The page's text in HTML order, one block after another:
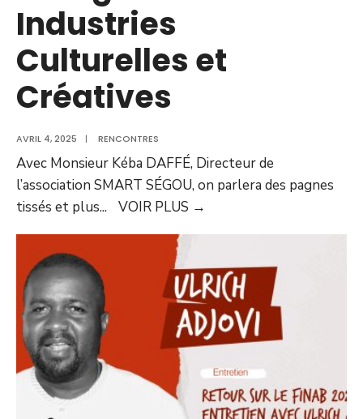
Industries
Culturelles et
Créatives
AVRIL 4, 2025 | RENCONTRES
Avec Monsieur Kéba DAFFÉ, Directeur de
l’association SMART SÉGOU, on parlera des pagnes
tissés et plus... VOIR PLUS →